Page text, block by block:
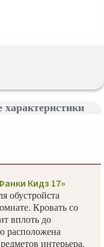
Кидз 17»
обустройста
Кровать со
вплоть до
расположена
интерьера.